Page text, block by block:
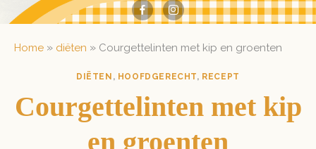
Home » diëten » Courgettelinten met kip en groenten
DIËTEN , HOOFDGERECHT, RECEPT
Courgettelinten met kip
en groenten